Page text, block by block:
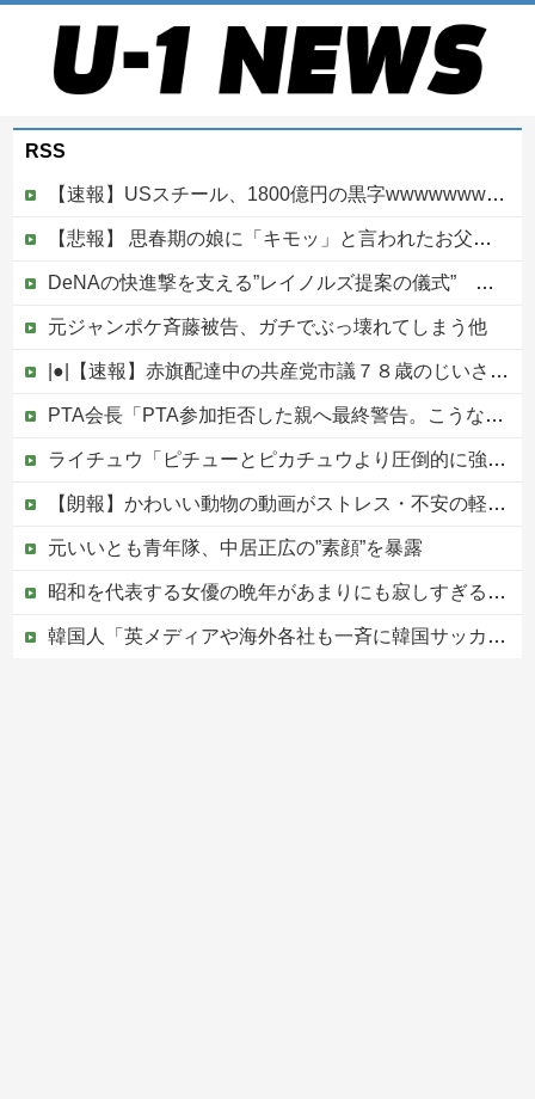
RSS
【速報】USスチール、1800億円の黒字wwwwwwwwwwwwwwwwwwwwwwww
【悲報】 思春期の娘に「キモッ」と言われたお父さん、グレるｗｗｗｗｗｗｗ
DeNAの快進撃を支える”レイノルズ提案の儀式” 決勝2ランの宮下が明かす「儀式を始めてから、チームが一つになっている」
元ジャンポケ斉藤被告、ガチでぶっ壊れてしまう他
|●|【速報】赤旗配達中の共産党市議７８歳のじいさん、左に寄りすぎたか車で民家当て逃げ
PTA会長「PTA参加拒否した親へ最終警告。こうなってもいい？」
ライチュウ「ピチューとピカチュウより圧倒的に強いですｗｗｗｗ」←こいつが不人気な理由
【朗報】かわいい動物の動画がストレス・不安の軽減になる可能性。英大学の研究で実証
元いいとも青年隊、中居正広の”素顔”を暴露
昭和を代表する女優の晩年があまりにも寂しすぎる！と話題に、自身の子供を餓死する寸前までネグレクトした挙句……
韓国人「英メディアや海外各社も一斉に韓国サッカー協会を巡る過去の不祥事を報道！」→「国際的な信用失墜の危機‥」